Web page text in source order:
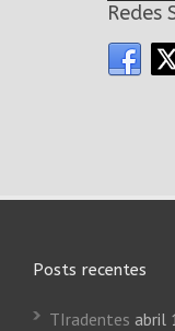
Redes
Posts recentes
TIradentes abril